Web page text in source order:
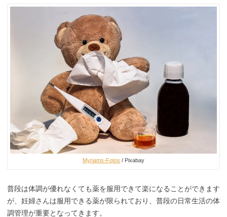
Myriams-Fotos / Pixabay
普段は体調が優れなくても薬を服用できて楽になることができます
が、妊婦さんは服用できる薬が限られており、普段の日常生活の体
調管理が重要となってきます。